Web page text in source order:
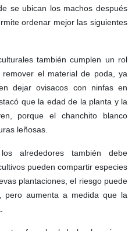
se ubican los machos después
ordenar mejor las siguientes
también cumplen un rol
remover el material de poda, ya
dejar ovisacos con ninfas en
que la edad de la planta y la
porque el chanchito blanco
leñosas.
alrededores también debe
pueden compartir especies
plantaciones, el riesgo puede
aumenta a medida que la